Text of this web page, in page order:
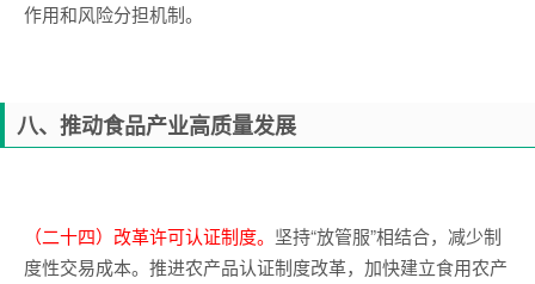
作用和风险分担机制。
八、推动食品产业高质量发展
（二十四）改革许可认证制度。 坚持“放管服”相结合，减少制
度性交易成本。推进农产品认证制度改革，加快建立食用农产